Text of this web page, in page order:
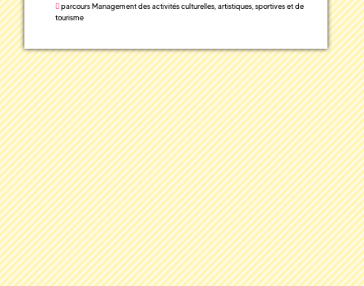
parcours Management des activités culturelles, artistiques, sportives et de
tourisme